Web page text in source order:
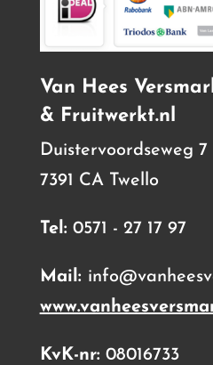
Van Hees
& Fruitwerkt.nl
Duistervoordseweg 7
7391 CA Twello
Tel: 0571 - 27 17 97
Mail:
KvK-nr: 08016733